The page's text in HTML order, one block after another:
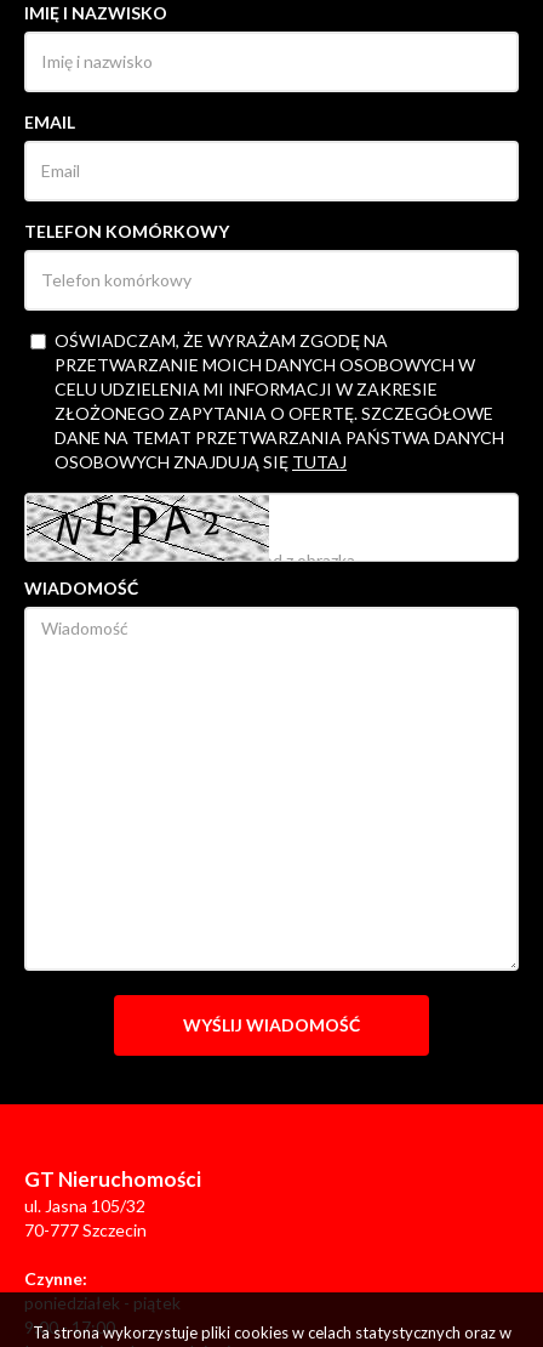
IMIĘ I NAZWISKO
EMAIL
TELEFON KOMÓRKOWY
OŚWIADCZAM, ŻE WYRAŻAM ZGODĘ NA
PRZETWARZANIE MOICH DANYCH OSOBOWYCH W
CELU UDZIELENIA MI INFORMACJI W ZAKRESIE
ZŁOŻONEGO ZAPYTANIA O OFERTĘ. SZCZEGÓŁOWE
DANE NA TEMAT PRZETWARZANIA PAŃSTWA DANYCH
OSOBOWYCH ZNAJDUJĄ SIĘ TUTAJ
WIADOMOŚĆ
GT Nieruchomości
ul. Jasna 105/32
70-777 Szczecin
Czynne:
poniedziałek - piątek
9:00 - 17:00
Ta strona wykorzystuje pliki cookies w celach statystycznych oraz w